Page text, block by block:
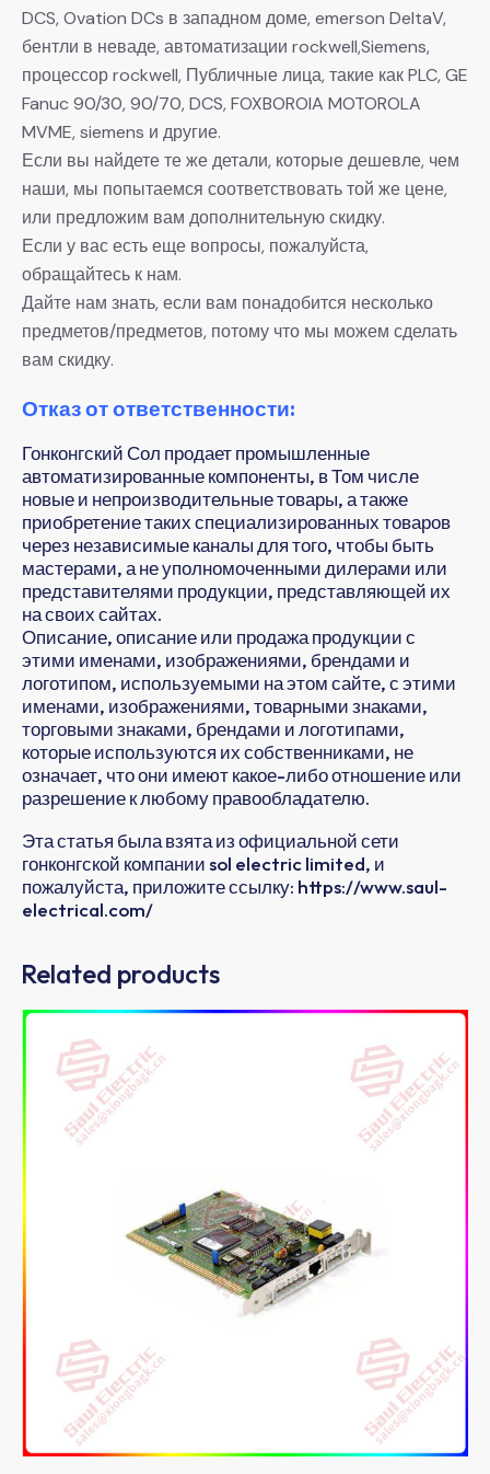
DCS, Ovation DCs в западном доме, emerson DeltaV,
бентли в неваде, автоматизации rockwell,Siemens,
процессор rockwell, Публичные лица, такие как PLC, GE
Fanuc 90/30, 90/70, DCS, FOXBOROIA MOTOROLA
MVME, siemens и другие.
Если вы найдете те же детали, которые дешевле, чем
наши, мы попытаемся соответствовать той же цене,
или предложим вам дополнительную скидку.
Если у вас есть еще вопросы, пожалуйста,
обращайтесь к нам.
Дайте нам знать, если вам понадобится несколько
предметов/предметов, потому что мы можем сделать
вам скидку.
Отказ от ответственности:
Гонконгский Сол продает промышленные
автоматизированные компоненты, в Том числе
новые и непроизводительные товары, а также
приобретение таких специализированных товаров
через независимые каналы для того, чтобы быть
мастерами, а не уполномоченными дилерами или
представителями продукции, представляющей их
на своих сайтах.
Описание, описание или продажа продукции с
этими именами, изображениями, брендами и
логотипом, используемыми на этом сайте, с этими
именами, изображениями, товарными знаками,
торговыми знаками, брендами и логотипами,
которые используются их собственниками, не
означает, что они имеют какое-либо отношение или
разрешение к любому правообладателю.
Эта статья была взята из официальной сети
гонконгской компании sol electric limited, и
пожалуйста, приложите ссылку: https://www.saul-
electrical.com/
Related products